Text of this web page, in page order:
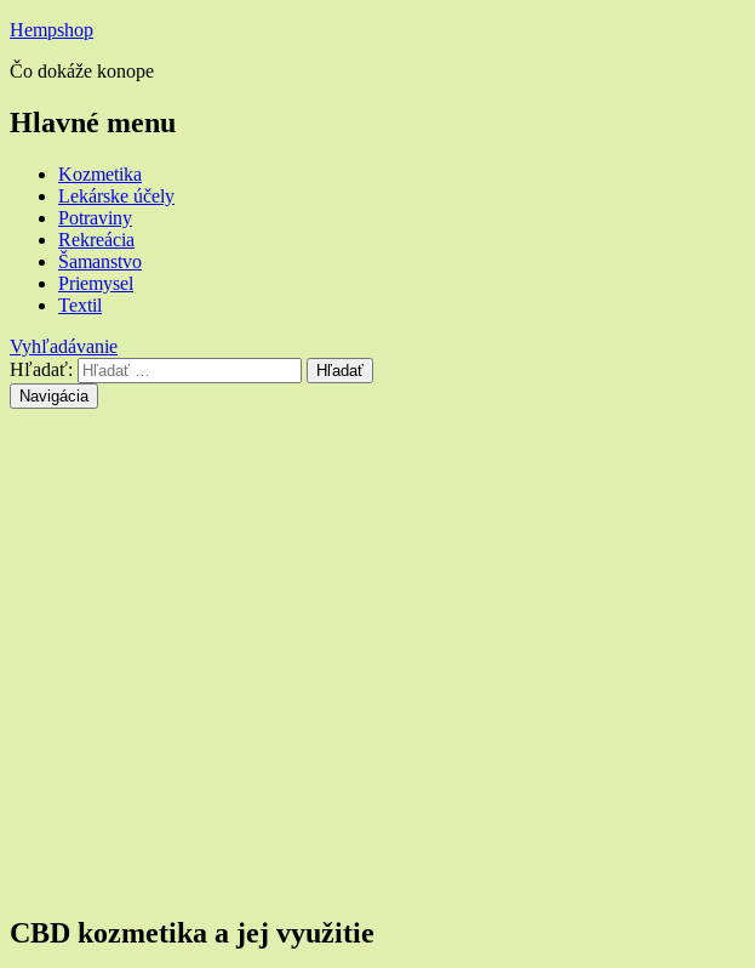
Hempshop
Čo dokáže konope
Hlavné menu
Kozmetika
Lekárske účely
Potraviny
Rekreácia
Šamanstvo
Priemysel
Textil
Vyhľadávanie
Hľadať:
Navigácia
CBD kozmetika a jej využitie